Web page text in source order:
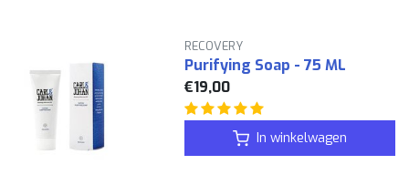
RECOVERY
Purifying Soap - 75 ML
€19,00
In winkelwagen